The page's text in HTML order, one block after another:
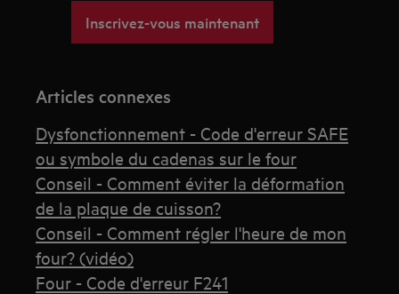
Inscrivez-vous maintenant
Articles connexes
Dysfonctionnement - Code d'erreur SAFE
ou symbole du cadenas sur le four
Conseil - Comment éviter la déformation
de la plaque de cuisson?
Conseil - Comment régler l'heure de mon
four? (vidéo)
Four - Code d'erreur F241